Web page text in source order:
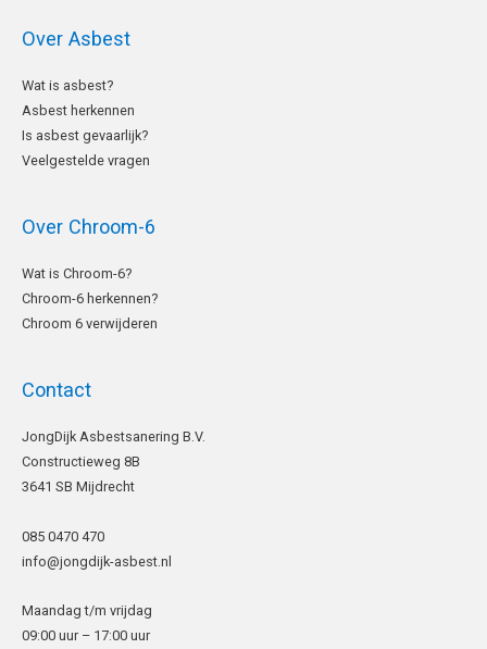
Over Asbest
Wat is asbest?
Asbest herkennen
Is asbest gevaarlijk?
Veelgestelde vragen
Over Chroom-6
Wat is Chroom-6?
Chroom-6 herkennen?
Chroom 6 verwijderen
Contact
JongDijk Asbestsanering B.V.
Constructieweg 8B
3641 SB Mijdrecht
085 0470 470
info@jongdijk-asbest.nl
Maandag t/m vrijdag
09:00 uur – 17:00 uur
LinkedIn